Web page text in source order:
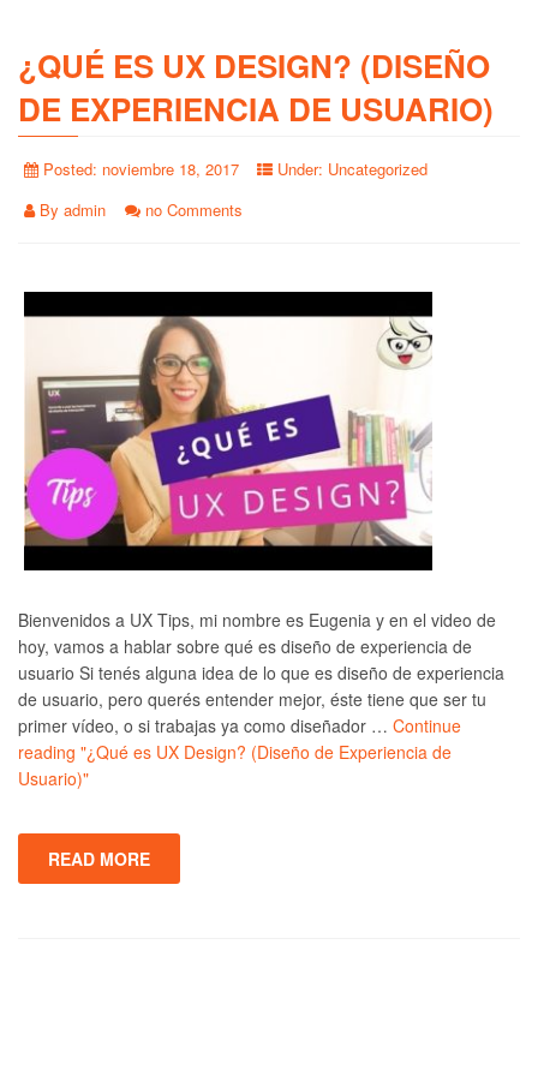
¿QUÉ ES UX DESIGN? (DISEÑO
DE EXPERIENCIA DE USUARIO)
Posted: noviembre 18, 2017 Under: Uncategorized
By admin no Comments
Bienvenidos a UX Tips, mi nombre es Eugenia y en el video de
hoy, vamos a hablar sobre qué es diseño de experiencia de
usuario Si tenés alguna idea de lo que es diseño de experiencia
de usuario, pero querés entender mejor, éste tiene que ser tu
primer vídeo, o si trabajas ya como diseñador … Continue
reading "¿Qué es UX Design? (Diseño de Experiencia de
Usuario)"
READ MORE